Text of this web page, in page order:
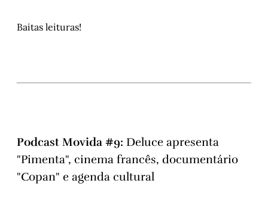
Baitas leituras!
Podcast Movida #9: Deluce apresenta
"Pimenta", cinema francês, documentário
"Copan" e agenda cultural